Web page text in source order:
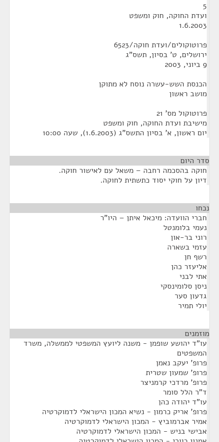
5
ועדת החוקה, חוק ומשפט
1.6.2003
פרוטוקולים/ועדת חוקה/6523
ירושלים, ט' בסיון, תשס"ג
9 ביוני, 2003
הכנסת השש-עשרה נוסח לא מתוקן
מושב ראשון
פרוטוקול מס' 21
מישיבת ועדת החוקה, חוק ומשפט
יום ראשון, א' בסיון התשס"ג (1.6.2003), שעה 10:00
סדר היום
חוקה בהסכמה רחבה – משאל עם לאישור חוקה.
דיון על חוקי יסוד כתשתית לחוקה.
נכחו
חברי הוועדה: מיכאל איתן – היו"ר
נעמי בלומנטל
רוני בר-און
עזמי בשארה
רשף חן
אליעזר כהן
אתי לבני
ניסן סלומינסקי
גדעון סער
יולי תמיר
מוזמנים
עו"ד יהושע שופמן - משנה ליועץ המשפטי לממשלה, משרד
המשפטים
פרופ' יעקב נאמן
פרופ' שמעון שטרית
פרופ' מרדכי קרמניצר
ד"ר הלל סומר
עו"ד יהודה כהן
פרופ' אריק כרמון - נשיא המכון הישראלי לדמוקרטיה
אמיר אברמוביץ - המכון הישראלי לדמוקרטיה
אבישי בניש - המכון הישראלי לדמוקרטיה